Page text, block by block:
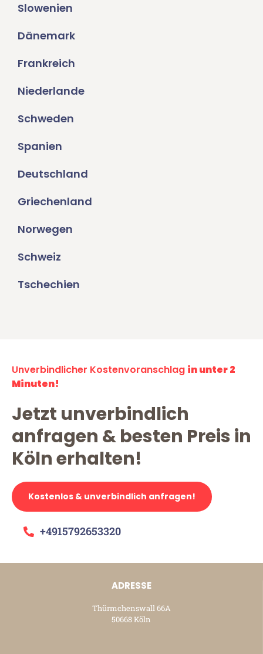
Slowenien
Dänemark
Frankreich
Niederlande
Schweden
Spanien
Deutschland
Griechenland
Norwegen
Schweiz
Tschechien
Unverbindlicher Kostenvoranschlag in unter 2
Minuten!
Jetzt unverbindlich
anfragen & besten Preis in
Köln erhalten!
Kostenlos & unverbindlich anfragen!
+4915792653320
ADRESSE
Thürmchenswall 66A
50668 Köln